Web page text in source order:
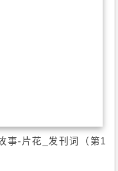
事-片花_发刊词（第1